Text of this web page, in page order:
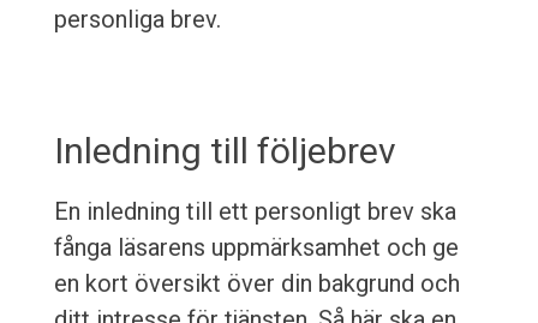
personliga brev.
Inledning till följebrev
En inledning till ett personligt brev ska
fånga läsarens uppmärksamhet och ge
en kort översikt över din bakgrund och